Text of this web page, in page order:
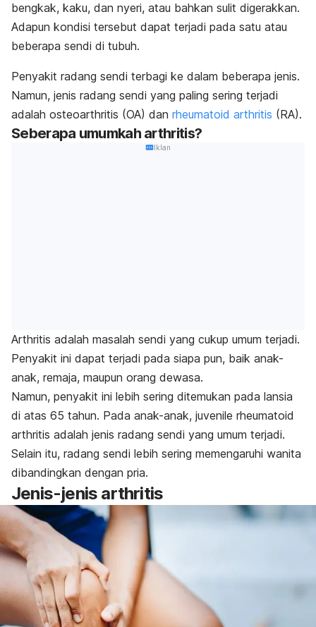
bengkak, kaku, dan nyeri, atau bahkan sulit digerakkan.
Adapun kondisi tersebut dapat terjadi pada satu atau
beberapa sendi di tubuh.
Penyakit radang sendi terbagi ke dalam beberapa jenis.
Namun, jenis radang sendi yang paling sering terjadi
adalah osteoarthritis (OA) dan rheumatoid arthritis (RA).
Seberapa umumkah arthritis?
Iklan
Arthritis adalah masalah sendi yang cukup umum terjadi.
Penyakit ini dapat terjadi pada siapa pun, baik anak-
anak, remaja, maupun orang dewasa.
Namun, penyakit ini lebih sering ditemukan pada lansia
di atas 65 tahun. Pada anak-anak, juvenile rheumatoid
arthritis adalah jenis radang sendi yang umum terjadi.
Selain itu, radang sendi lebih sering memengaruhi wanita
dibandingkan dengan pria.
Jenis-jenis arthritis